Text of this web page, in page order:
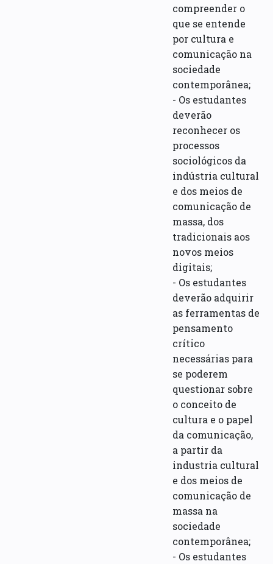
compreender o
que se entende
por cultura e
comunicação na
sociedade
contemporânea;
- Os estudantes
deverão
reconhecer os
processos
sociológicos da
indústria cultural
e dos meios de
comunicação de
massa, dos
tradicionais aos
novos meios
digitais;
- Os estudantes
deverão adquirir
as ferramentas de
pensamento
crítico
necessárias para
se poderem
questionar sobre
o conceito de
cultura e o papel
da comunicação,
a partir da
industria cultural
e dos meios de
comunicação de
massa na
sociedade
contemporânea;
- Os estudantes